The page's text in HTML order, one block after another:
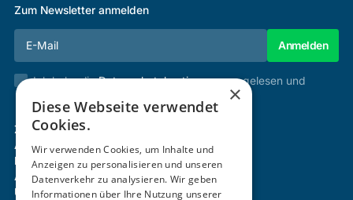
Zum Newsletter anmelden
Ich habe dieDatenschutzbestimmungengelesen und
Zertifizierung & Verifikation
Akademie
Mitgliedschaft
Aktivitäten
Über uns
×
Diese Webseite verwendet
Cookies.
Wir verwenden Cookies, um Inhalte und
Anzeigen zu personalisieren und unseren
Datenverkehr zu analysieren. Wir geben
Informationen über Ihre Nutzung unserer